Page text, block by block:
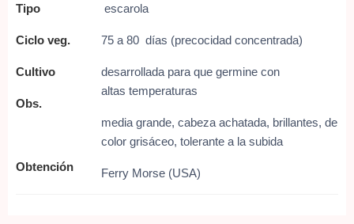
Tipo
Ciclo veg.
Cultivo
Obs.
Obtención
escarola
75 a 80 días (precocidad concentrada)
desarrollada para que germine con
altas temperaturas
media grande, cabeza achatada, brillantes, de
color grisáceo, tolerante a la subida
Ferry Morse (USA)